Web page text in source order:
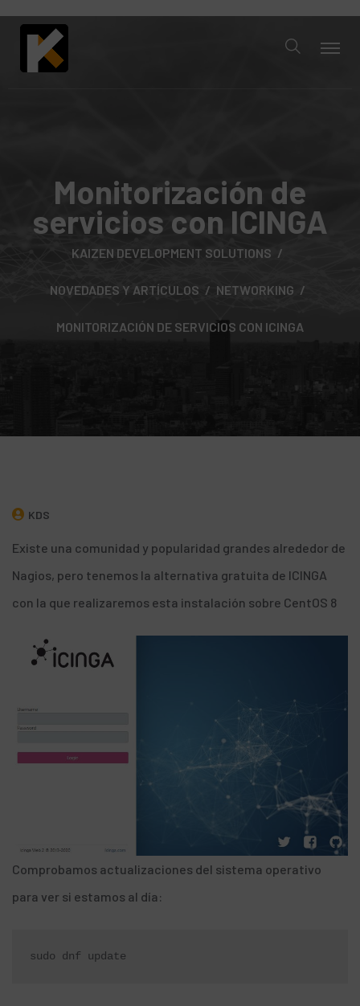
Monitorización de
servicios con ICINGA
KAIZEN DEVELOPMENT SOLUTIONS
NOVEDADES Y ARTÍCULOS NETWORKING
MONITORIZACIÓN DE SERVICIOS CON ICINGA
KDS
Existe una comunidad y popularidad grandes alrededor de
Nagios, pero tenemos la alternativa gratuita de ICINGA
con la que realizaremos esta instalación sobre CentOS 8
Comprobamos actualizaciones del sistema operativo
para ver si estamos al día:
sudo dnf update